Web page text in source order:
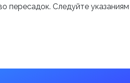
пересадок. Следуйте